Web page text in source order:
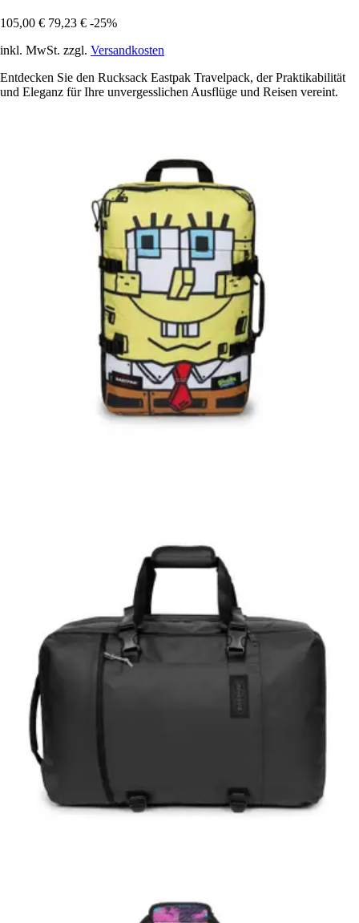
105,00 € 79,23 € -25%
inkl. MwSt. zzgl. Versandkosten
Entdecken Sie den Rucksack Eastpak Travelpack, der Praktikabilität
und Eleganz für Ihre unvergesslichen Ausflüge und Reisen vereint.